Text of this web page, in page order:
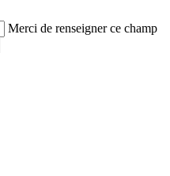
Merci de renseigner ce champ